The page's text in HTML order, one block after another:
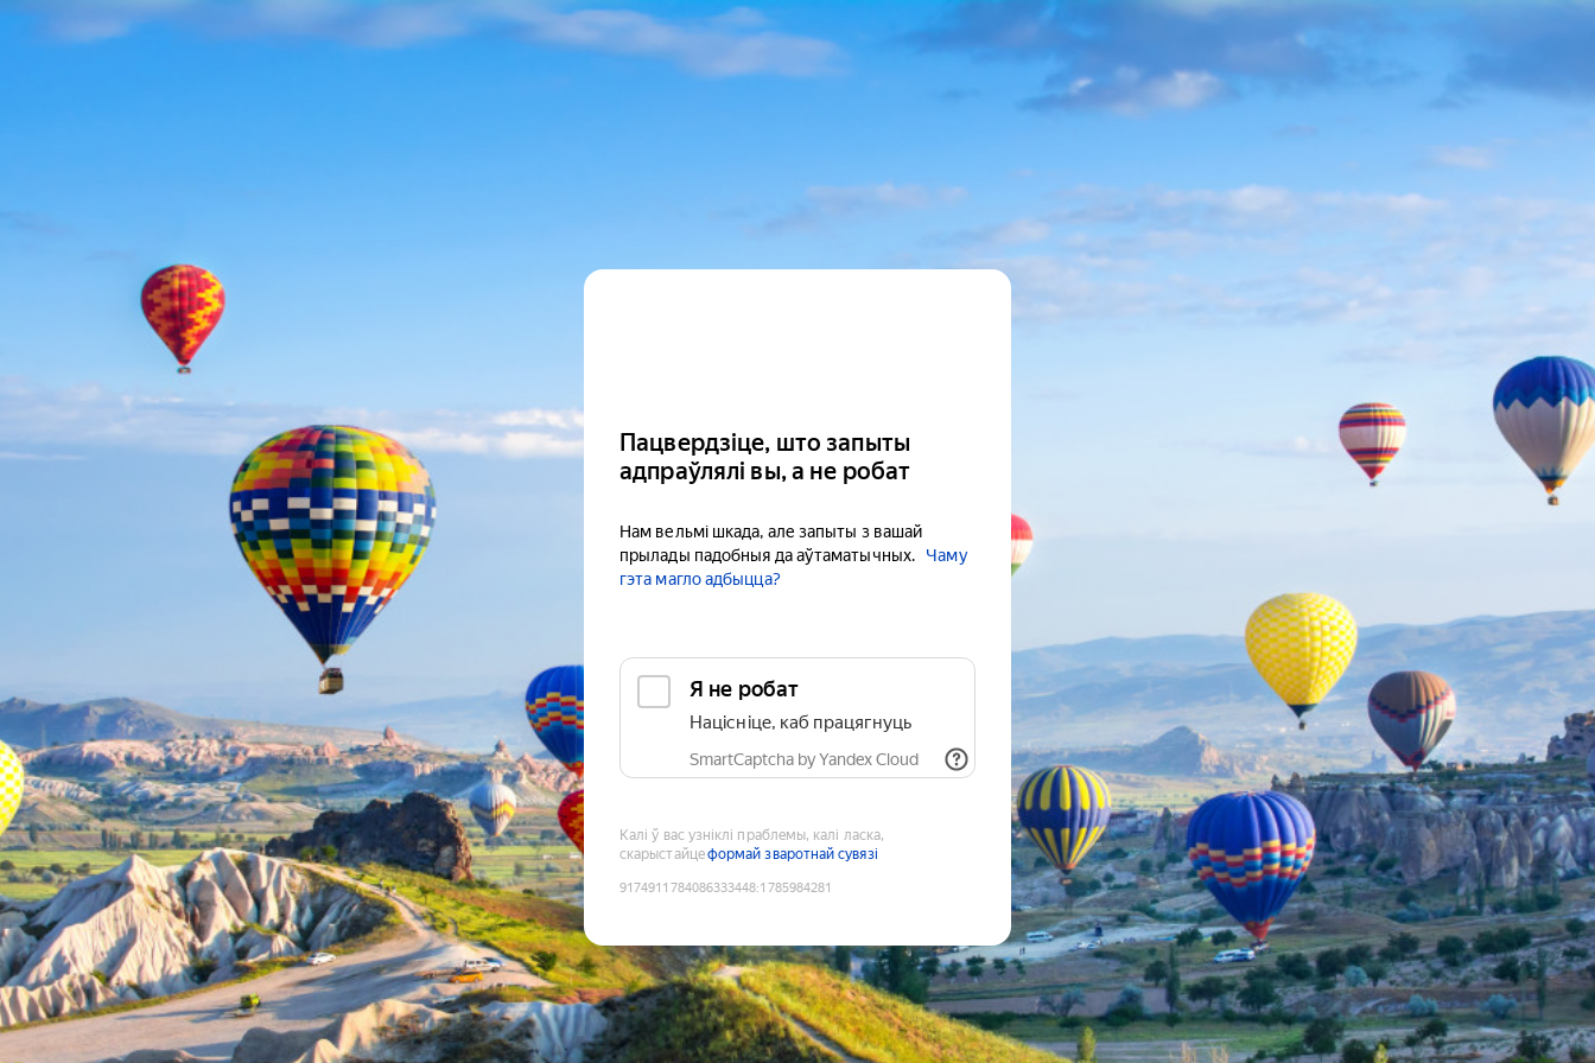
Пацвердзіце, што запыты
адпраўлялі вы, а не робат
Нам вельмі шкада, але запыты з вашай
прылады падобныя да аўтаматычных.
Чаму
гэта магло адбыцца?
Я не робат
Націсніце, каб працягнуць
SmartCaptcha by Yandex Cloud
Калі ў вас узніклі праблемы, калі ласка,
скарыстайцеформай зваротнай сувязі
9174911784086333448:1785984281